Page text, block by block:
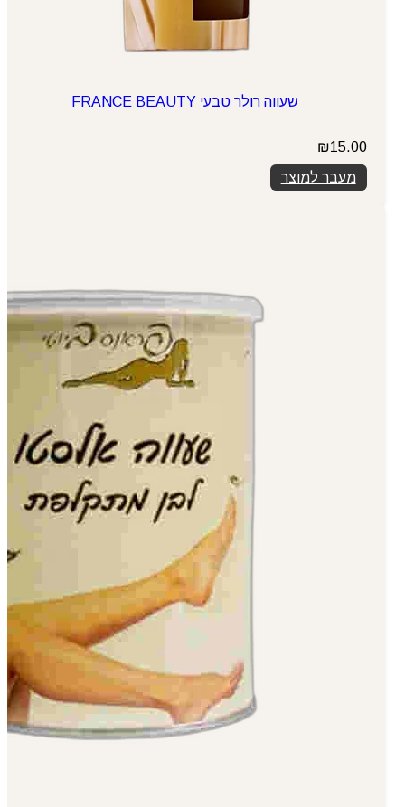
שעווה רולר טבעי FRANCE BEAUTY
₪15.00
מעבר למוצר